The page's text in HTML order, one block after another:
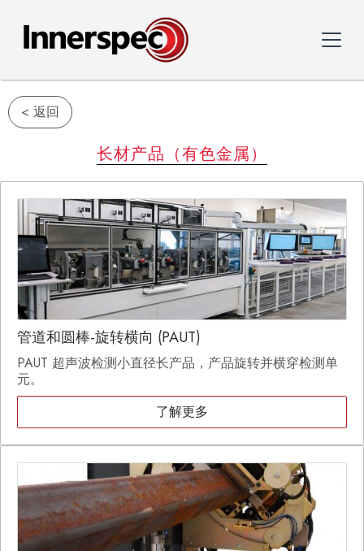
< 返回
长材产品（有色金属）
管道和圆棒-旋转横向 (PAUT)
PAUT 超声波检测小直径长产品，产品旋转并横穿检测单
元。
了解更多